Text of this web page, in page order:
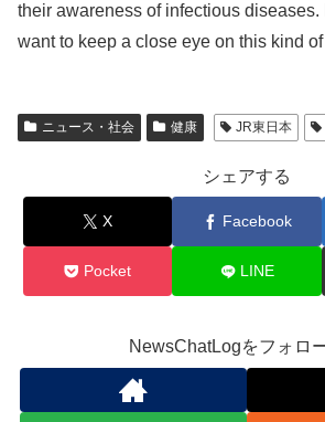
their awareness of infectious diseases.
want to keep a close eye on this kind
ニュース・社会 健康 JR東日本
シェアする
X Facebook
Pocket LINE
NewsChatLogをフォロ